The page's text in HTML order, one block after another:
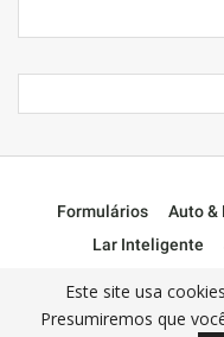
Formulários Auto &
Lar Inteligente
Este site usa
Presumiremos que